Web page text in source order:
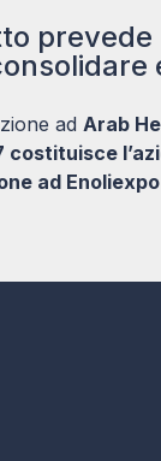
ad Arab
costituisce
ad